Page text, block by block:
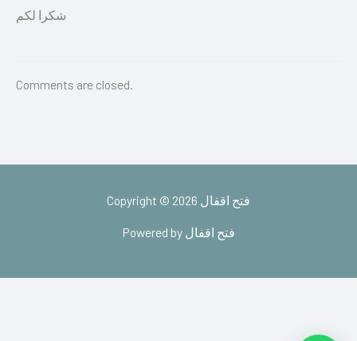
شكرا لكم
Comments are closed.
Copyright © 2026 فتح اقفال
Powered by فتح اقفال